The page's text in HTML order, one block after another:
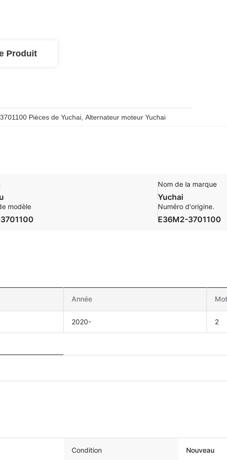
Produit
Pièces de Yuchai , Alternateur moteur Yuchai
Nom de la marque
Yuchai
modèle Numéro d'origine.
E36M2-3701100
Année
2020- 2
Condition Nouveau